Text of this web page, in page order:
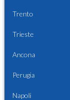
Trento
Trieste
Ancona
Perugia
Napoli